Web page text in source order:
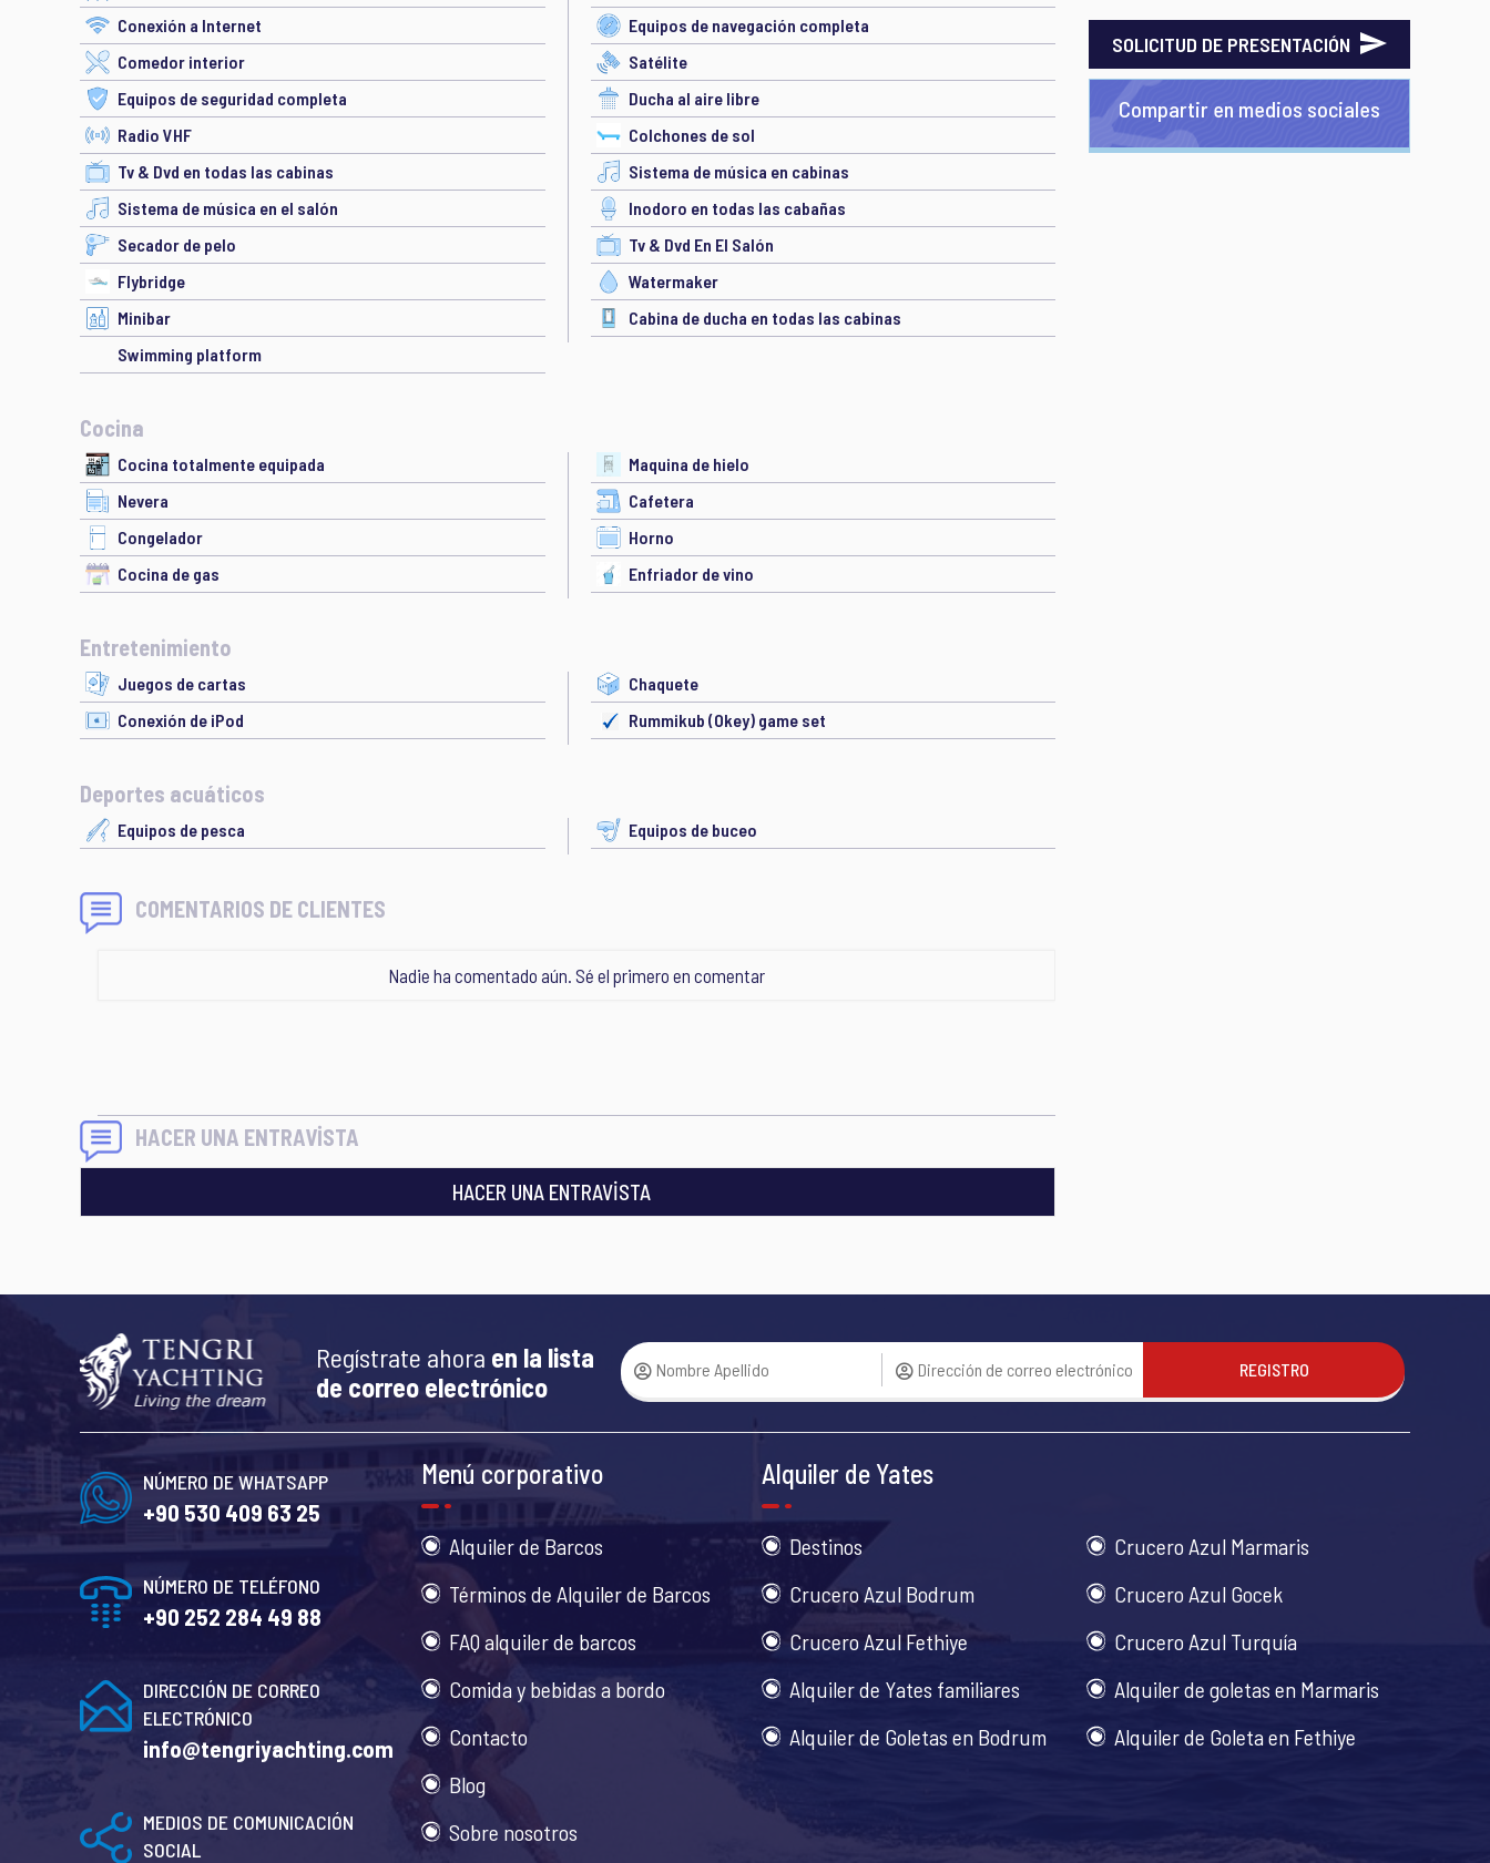
Conexión a Internet
Equipos de navegación completa
Comedor interior
Satélite
Equipos de seguridad completa
Ducha al aire libre
Radio VHF
Colchones de sol
Tv & Dvd en todas las cabinas
Sistema de música en cabinas
Sistema de música en el salón
Inodoro en todas las cabañas
Secador de pelo
Tv & Dvd En El Salón
Flybridge
Watermaker
Minibar
Cabina de ducha en todas las cabinas
Swimming platform
Cocina
Cocina totalmente equipada
Maquina de hielo
Nevera
Cafetera
Congelador
Horno
Cocina de gas
Enfriador de vino
Entretenimiento
Juegos de cartas
Chaquete
Conexión de iPod
Rummikub (Okey) game set
Deportes acuáticos
Equipos de pesca Equipos de buceo
COMENTARIOS DE CLIENTES
Nadie ha comentado aún. Sé el primero en comentar
HACER UNA ENTRAVİSTA
HACER UNA ENTRAVİSTA
SOLICITUD DE PRESENTACIÓN
Compartir en medios sociales
Regístrate ahora en la lista
de correo electrónico
REGISTRO
NÚMERO DE WHATSAPP
+90 530 409 63 25
NÚMERO DE TELÉFONO
+90 252 284 49 88
DIRECCIÓN DE CORREO
ELECTRÓNICO
info@tengriyachting.com
MEDIOS DE COMUNICACIÓN
SOCIAL
Menú corporativo
Alquiler de Barcos
Términos de Alquiler de Barcos
FAQ alquiler de barcos
Comida y bebidas a bordo
Contacto
Blog
Sobre nosotros
Alquiler de Yates
Destinos
Crucero Azul Marmaris
Crucero Azul Bodrum
Crucero Azul Gocek
Crucero Azul Fethiye
Crucero Azul Turquía
Alquiler de Yates familiares
Alquiler de goletas en Marmaris
Alquiler de Goletas en Bodrum
Alquiler de Goleta en Fethiye